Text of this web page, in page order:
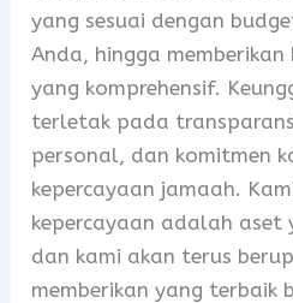
yang sesuai dengan
Anda, hingga
yang komprehensif.
terletak pada
personal, dan komitmen
kepercayaan jamaah.
kepercayaan adalah aset
dan kami akan terus
memberikan yang terbaik